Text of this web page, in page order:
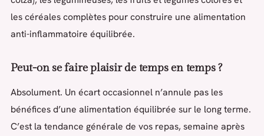
les céréales complètes pour construire une alimentation
anti-inflammatoire équilibrée.
Peut-on se faire plaisir de temps en temps ?
Absolument. Un écart occasionnel n’annule pas les
bénéfices d’une alimentation équilibrée sur le long terme.
C’est la tendance générale de vos repas, semaine après